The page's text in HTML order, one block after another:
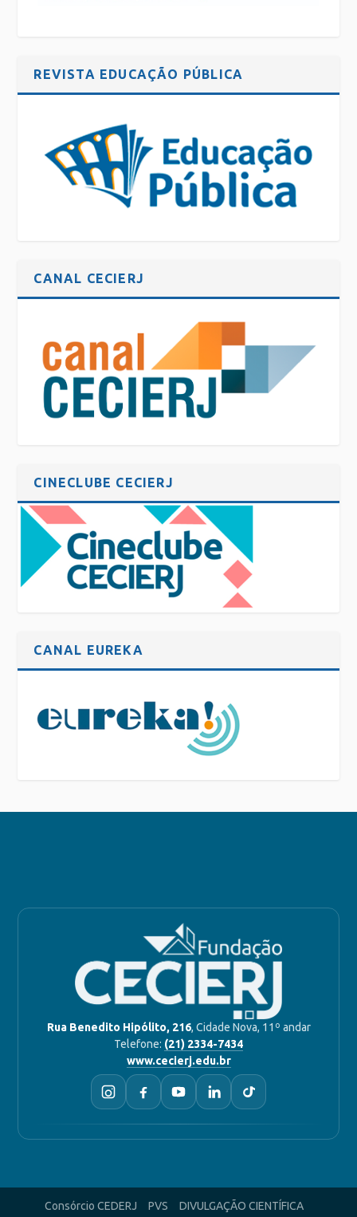
REVISTA EDUCAÇÃO PÚBLICA
CANAL CECIERJ
CINECLUBE CECIERJ
CANAL EUREKA
Rua Benedito Hipólito, 216, Cidade Nova, 11º andar
Telefone: (21) 2334-7434
www.cecierj.edu.br
Consórcio CEDERJ PVS DIVULGAÇÃO CIENTÍFICA